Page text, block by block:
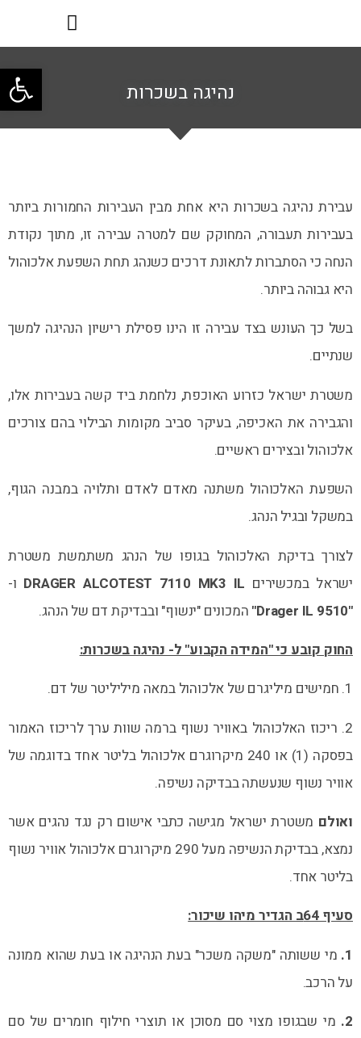
נהיגה בשכרות
עבירת נהיגה בשכרות היא אחת מבין העבירות החמורות ביותר
בעבירות תעבורה, המחוקק שם למטרה עבירה זו, מתוך נקודת
הנחה כי הסתברות לתאונת דרכים כשנהג תחת השפעת אלכוהול
היא גבוהה ביותר.
בשל כך העונש בצד עבירה זו הינו פסילת רישיון הנהיגה למשך
שנתיים.
משטרת ישראל כזרוע האוכפת, נלחמת ביד קשה בעבירות אלו,
והגבירה את האכיפה, בעיקר סביב מקומות הבילוי בהם צורכים
אלכוהול ובצירים ראשיים.
השפעת האלכוהול משתנה מאדם לאדם ותלויה במבנה הגוף,
במשקל ובגיל הנהג.
לצורך בדיקת האלכוהול בגופו של הנהג משתמשת משטרת
ישראל במכשירים DRAGER ALCOTEST 7110 MK3 IL ו-
"Drager IL 9510"
המכונים "ינשוף" ובבדיקת דם של הנהג.
החוק קובע כי "המידה הקבוע" ל- נהיגה בשכרות:
1. חמישים מיליגרם של אלכוהול במאה מיליליטר של דם.
2. ריכוז האלכוהול באוויר נשוף ברמה שוות ערך לריכוז האמור
בפסקה (1) או 240 מיקרוגרם אלכוהול בליטר אחד בדוגמה של
אוויר נשוף שנעשתה בבדיקה נשיפה.
ואולם משטרת ישראל מגישה כתבי אישום רק נגד נהגים אשר
נמצא, בבדיקת הנשיפה מעל 290 מיקרוגרם אלכוהול אוויר נשוף
בליטר אחד.
סעיף 64ב הגדיר מיהו שיכור:
1. מי ששותה "משקה משכר" בעת הנהיגה או בעת שהוא ממונה
על הרכב.
2. מי שבגופו מצוי סם מסוכן או תוצרי חילוף חומרים של סם